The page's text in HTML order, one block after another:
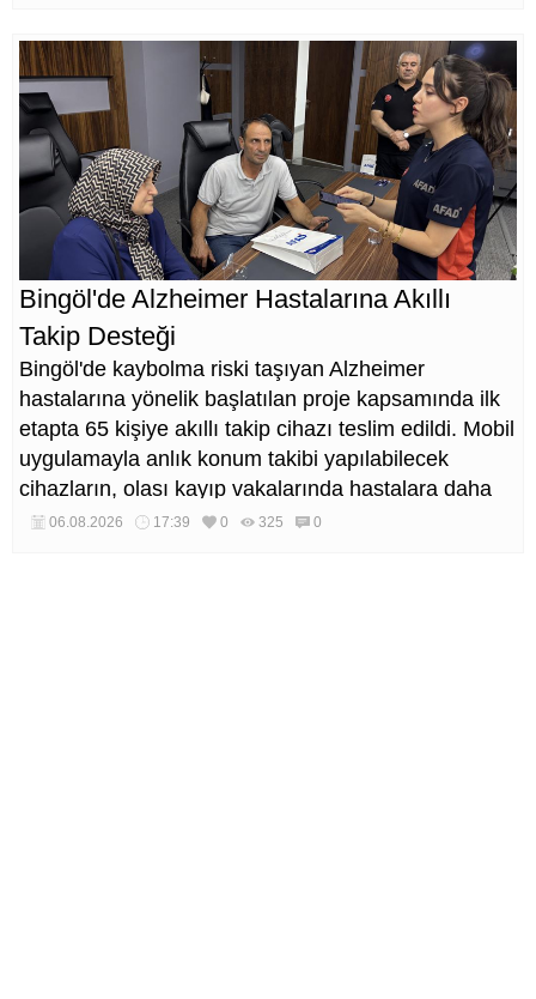
Bingöl'de Alzheimer Hastalarına Akıllı
Takip Desteği
Bingöl'de kaybolma riski taşıyan Alzheimer
hastalarına yönelik başlatılan proje kapsamında ilk
etapta 65 kişiye akıllı takip cihazı teslim edildi. Mobil
uygulamayla anlık konum takibi yapılabilecek
cihazların, olası kayıp vakalarında hastalara daha
kısa sürede ulaşılmasını sağlaması hedefleniyor.
06.08.2026 17:39 0 325 0